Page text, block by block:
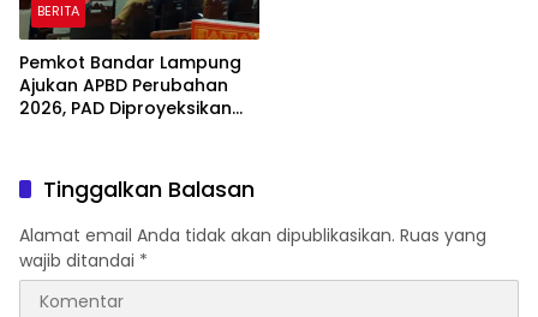
BERITA
Pemkot Bandar Lampung
Ajukan APBD Perubahan
2026, PAD Diproyeksikan
Tinggalkan Balasan
Alamat email Anda tidak akan dipublikasikan. Ruas yang
wajib ditandai *